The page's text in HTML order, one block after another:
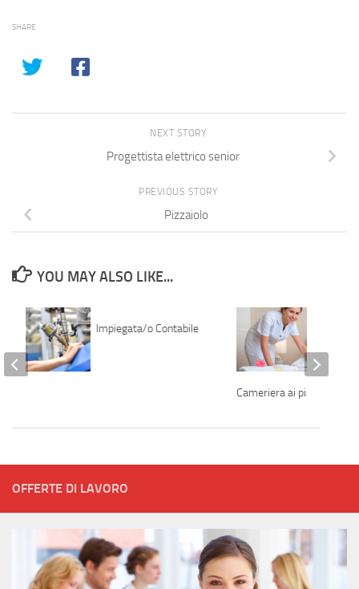
SHARE
NEXT STORY
Progettista elettrico senior
PREVIOUS STORY
Pizzaiolo
YOU MAY ALSO LIKE...
Impiegata/o Contabile
Cameriera ai piani
OFFERTE DI LAVORO